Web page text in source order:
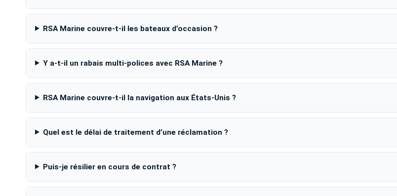
RSA Marine couvre-t-il les bateaux d’occasion ?
Y a-t-il un rabais multi-polices avec RSA Marine ?
RSA Marine couvre-t-il la navigation aux États-Unis ?
Quel est le délai de traitement d’une réclamation ?
Puis-je résilier en cours de contrat ?